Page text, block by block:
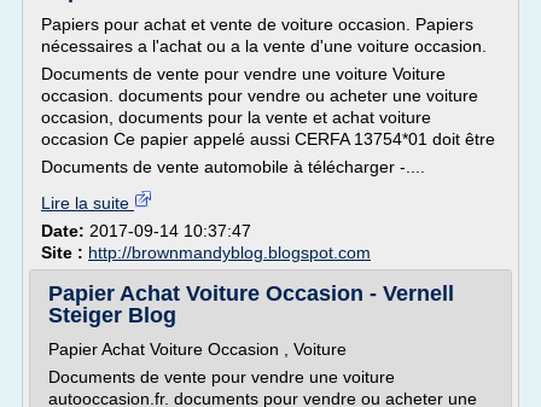
Papiers pour achat et vente de voiture occasion. Papiers
nécessaires a l'achat ou a la vente d'une voiture occasion.
Documents de vente pour vendre une voiture Voiture
occasion. documents pour vendre ou acheter une voiture
occasion, documents pour la vente et achat voiture
occasion Ce papier appelé aussi CERFA 13754*01 doit être
Documents de vente automobile à télécharger -....
Lire la suite
Date: 2017-09-14 10:37:47
Site : http://brownmandyblog.blogspot.com
Papier Achat Voiture Occasion - Vernell
Steiger Blog
Papier Achat Voiture Occasion , Voiture
Documents de vente pour vendre une voiture
autooccasion.fr. documents pour vendre ou acheter une